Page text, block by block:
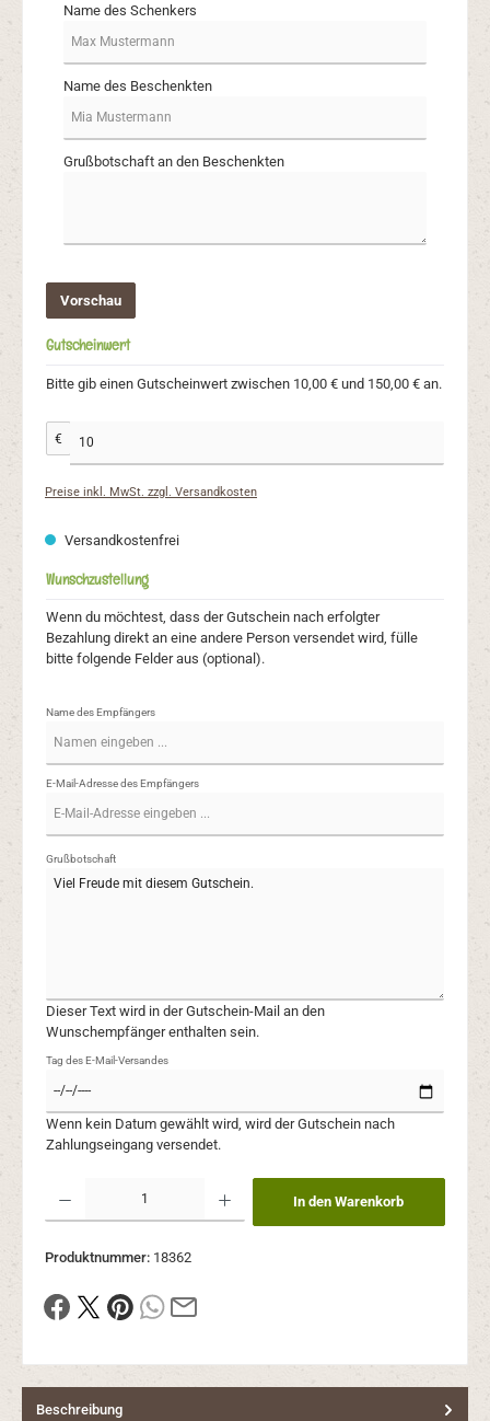
Name des Schenkers
Name des Beschenkten
Grußbotschaft an den Beschenkten
Vorschau
Gutscheinwert
Bitte gib einen Gutscheinwert zwischen 10,00 € und 150,00 € an.
€
Preise inkl. MwSt. zzgl. Versandkosten
Versandkostenfrei
Wunschzustellung
Wenn du möchtest, dass der Gutschein nach erfolgter
Bezahlung direkt an eine andere Person versendet wird, fülle
bitte folgende Felder aus (optional).
Name des Empfängers
E-Mail-Adresse des Empfängers
Grußbotschaft
Dieser Text wird in der Gutschein-Mail an den
Wunschempfänger enthalten sein.
Tag des E-Mail-Versandes
Wenn kein Datum gewählt wird, wird der Gutschein nach
Zahlungseingang versendet.
Produkt Anzahl: Gib den gewünschten Wert ein oder benutze die Schaltflächen um die
In den Warenkorb
Produktnummer: 18362
Beschreibung